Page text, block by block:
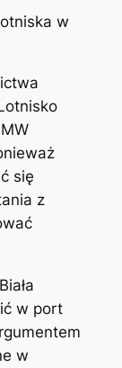
w
się
z
w port
w